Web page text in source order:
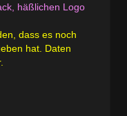
häßlichen Logo
dass es noch
hat. Daten